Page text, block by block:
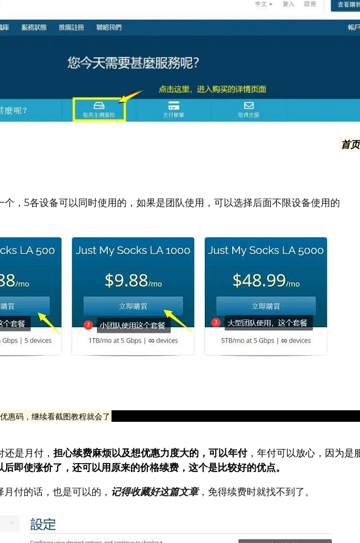
首页
个，5各设备可以同时使用的，如果是团队使用，可以选择后面不限设备使用的
惠码，继续看截图教程就会了
是月付， 担心续费麻烦以及想优惠力度大的，可以年付，年付可以放心，因为是
后即使涨价了，还可以用原来的价格续费，这个是比较好的优点。
付的话，也是可以的， 记得收藏好这篇文章，免得续费时就找不到了。